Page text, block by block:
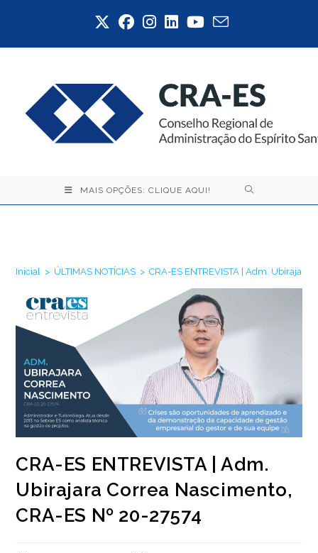
MAIS OPÇÕES: CLIQUE AQUI!
Inicial > ÚLTIMAS NOTÍCIAS > CRA-ES ENTREVISTA | Adm. Ubirajara
CRA-ES ENTREVISTA | Adm.
Ubirajara Correa Nascimento,
CRA-ES Nº 20-27574